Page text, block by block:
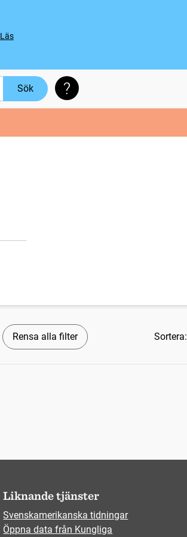
Läs
Sök Söktips
Rensa alla filter Sortera:
Liknande tjänster
Svenskamerikanska tidningar
Öppna data från Kungliga